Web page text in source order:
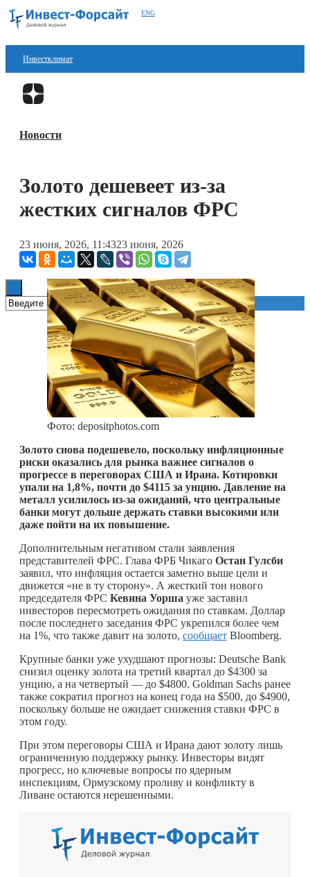
ENG
Инвестклимат
Финансы
Блокчейн
Книги
Новости
Золото дешевеет из-за
жестких сигналов ФРС
23 июня, 2026, 11:4323 июня, 2026
Фото: depositphotos.com
Золото снова подешевело, поскольку инфляционные
риски оказались для рынка важнее сигналов о
прогрессе в переговорах США и Ирана. Котировки
упали на 1,8%, почти до $4115 за унцию. Давление на
металл усилилось из-за ожиданий, что центральные
банки могут дольше держать ставки высокими или
даже пойти на их повышение.
Дополнительным негативом стали заявления
представителей ФРС. Глава ФРБ Чикаго Остан Гулсби
заявил, что инфляция остается заметно выше цели и
движется «не в ту сторону». А жесткий тон нового
председателя ФРС Кевина Уорша уже заставил
инвесторов пересмотреть ожидания по ставкам. Доллар
после последнего заседания ФРС укрепился более чем
на 1%, что также давит на золото, сообщает Bloomberg.
Крупные банки уже ухудшают прогнозы: Deutsche Bank
снизил оценку золота на третий квартал до $4300 за
унцию, а на четвертый — до $4800. Goldman Sachs ранее
также сократил прогноз на конец года на $500, до $4900,
поскольку больше не ожидает снижения ставки ФРС в
этом году.
При этом переговоры США и Ирана дают золоту лишь
ограниченную поддержку рынку. Инвесторы видят
прогресс, но ключевые вопросы по ядерным
инспекциям, Ормузскому проливу и конфликту в
Ливане остаются нерешенными.